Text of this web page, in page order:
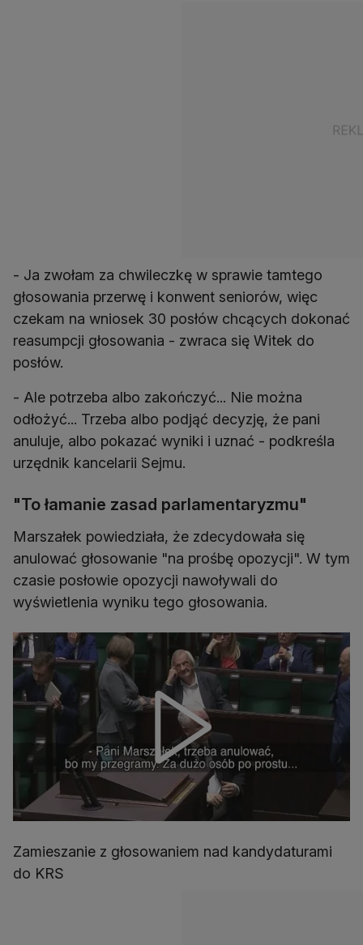
- Ja zwołam za chwileczkę w sprawie tamtego
głosowania przerwę i konwent seniorów, więc
czekam na wniosek 30 posłów chcących dokonać
reasumpcji głosowania - zwraca się Witek do
posłów.
- Ale potrzeba albo zakończyć... Nie można
odłożyć... Trzeba albo podjąć decyzję, że pani
anuluje, albo pokazać wyniki i uznać - podkreśla
urzędnik kancelarii Sejmu.
"To łamanie zasad parlamentaryzmu"
Marszałek powiedziała, że zdecydowała się
anulować głosowanie "na prośbę opozycji". W tym
czasie posłowie opozycji nawoływali do
wyświetlenia wyniku tego głosowania.
Zamieszanie z głosowaniem nad kandydaturami
do KRS